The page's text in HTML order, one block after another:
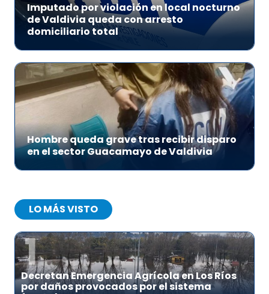
Imputado por violación en local nocturno
de Valdivia queda con arresto
domiciliario total
Hombre queda grave tras recibir disparo
en el sector Guacamayo de Valdivia
LO MÁS VISTO
1
Decretan Emergencia Agrícola en Los Ríos
por daños provocados por el sistema